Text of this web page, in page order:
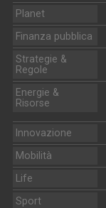
Planet
Finanza pubblica
Strategie &
Regole
Energie &
Risorse
Innovazione
Mobilità
Life
Sport